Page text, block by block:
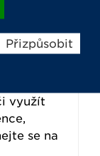
využít
se na
Přizpůsobit